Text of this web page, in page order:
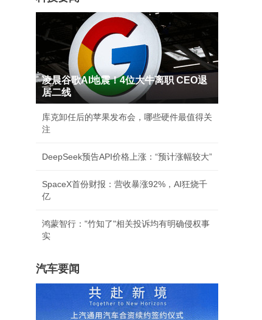
凌晨谷歌AI地震！4位大牛离职 CEO退
居二线
库克卸任后的苹果发布会，哪些硬件最值得关
注
DeepSeek预告API价格上涨：“预计涨幅较大”
SpaceX首份财报：营收暴涨92%，AI狂烧千
亿
鸿蒙智行："竹知了"相关投诉均有明确侵权事
实
汽车要闻